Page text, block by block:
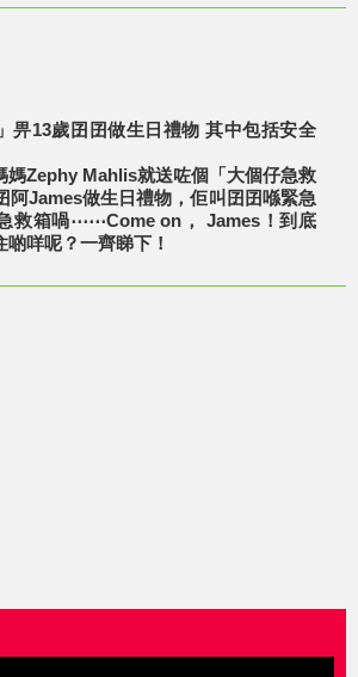
畀13歲囝囝做生日禮物 其中包括安全
媽Zephy Mahlis就送咗個「大個仔急救
阿James做生日禮物，佢叫囝囝喺緊急
救箱喎⋯⋯Come on， James！到底
咩呢？一齊睇下！